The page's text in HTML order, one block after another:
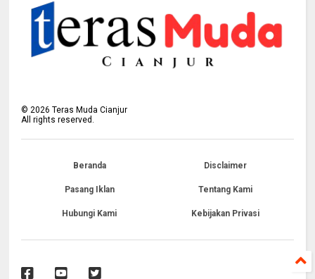
© 2026 Teras Muda Cianjur
All rights reserved.
Beranda Disclaimer
Pasang Iklan Tentang Kami
Hubungi Kami Kebijakan Privasi